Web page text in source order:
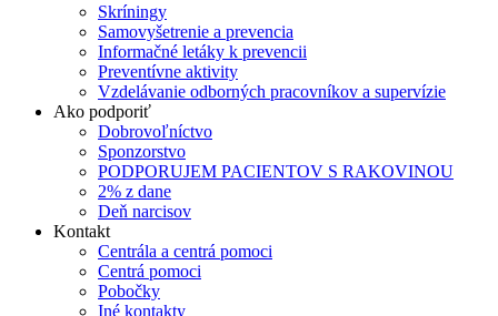
Skríningy
Samovyšetrenie a prevencia
Informačné letáky k prevencii
Preventívne aktivity
Vzdelávanie odborných pracovníkov a supervízie
Ako podporiť
Dobrovoľníctvo
Sponzorstvo
PODPORUJEM PACIENTOV S RAKOVINOU
2% z dane
Deň narcisov
Kontakt
Centrála a centrá pomoci
Centrá pomoci
Pobočky
Iné kontakty